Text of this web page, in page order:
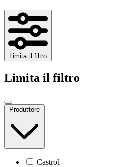
Limita il filtro
Limita il filtro
Produttore
Castrol